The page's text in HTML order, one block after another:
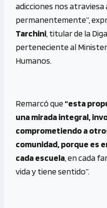
adicciones nos
permanentemente”,
Tarchini , titular de la
perteneciente al
Humanos.
Remarcó que“esta
una mirada integral,
comprometiendo a
comunidad, porque es
cada escuela , en cada
vida y tiene sentido”.